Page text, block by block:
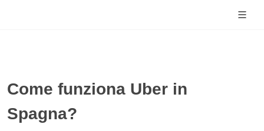
Come funziona Uber in
Spagna?